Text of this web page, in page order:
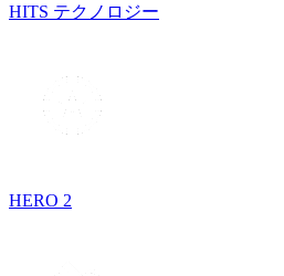
HITS テクノロジー
HERO 2